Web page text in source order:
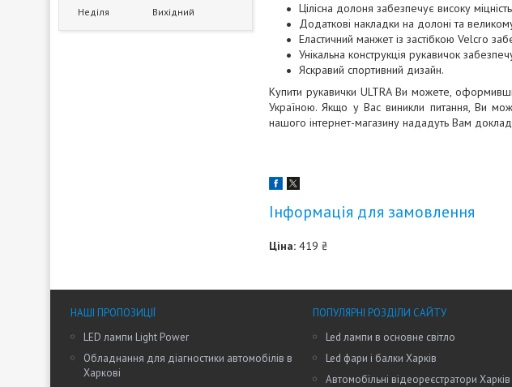
Неділя
Вихідний
Цілісна долоня забезпечує високу міцність
Додаткові накладки на долоні та
Еластичний манжет із застібкою Velcro
Унікальна конструкція рукавичок
Яскравий спортивний дизайн.
Купити рукавички ULTRA Ви можете,
Україною. Якщо у Вас виникли питання, Ви
нашого інтернет-магазину нададуть Вам
Інформація для замовлення
Ціна: 419 ₴
НАШІ ПРОПОЗИЦІЇ
LED лампи Light Power
Обладнання для діагностики автомобілів в
Харкові
ПОПУЛЯРНІ РОЗДІЛИ САЙТУ
Led лампи в основне світло
Led фари і балки Харків
Автомобільні відеореєстратори Харків